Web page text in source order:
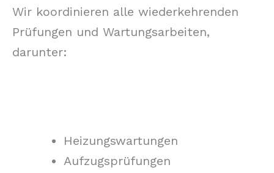
Wir koordinieren alle wiederkehrenden
Prüfungen und Wartungsarbeiten,
darunter:
Heizungswartungen
Aufzugsprüfungen